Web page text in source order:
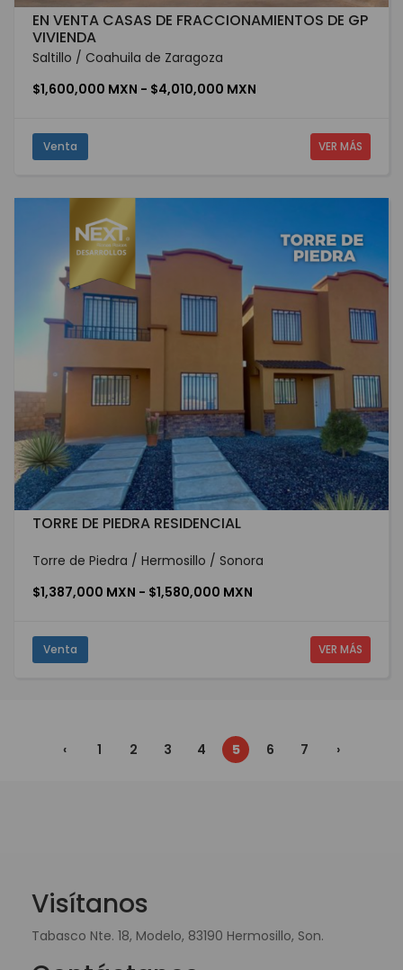
EN VENTA CASAS DE FRACCIONAMIENTOS DE GP
VIVIENDA
Saltillo / Coahuila de Zaragoza
$1,600,000 MXN - $4,010,000 MXN
Venta VER MÁS
TORRE DE PIEDRA RESIDENCIAL
Torre de Piedra / Hermosillo / Sonora
$1,387,000 MXN - $1,580,000 MXN
Venta VER MÁS
‹ 1 2 3 4 5 6 7 ›
Visítanos
Tabasco Nte. 18, Modelo, 83190 Hermosillo, Son.